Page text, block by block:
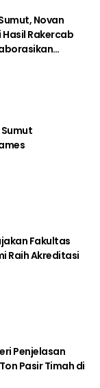
Novan
Hasil Rakercab
Pembangunan
Fakultas
Raih Akreditasi
Penjelasan
Pasir Timah di